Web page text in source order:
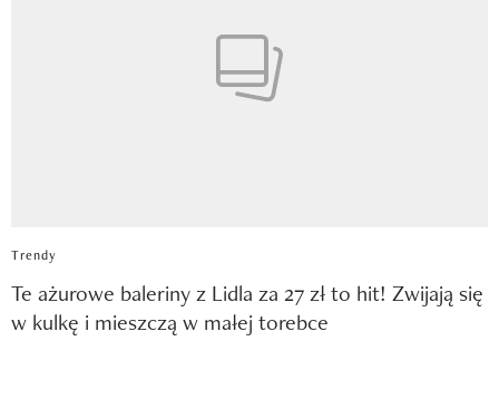
Trendy
Te ażurowe baleriny z Lidla za 27 zł to hit! Zwijają się
w kulkę i mieszczą w małej torebce